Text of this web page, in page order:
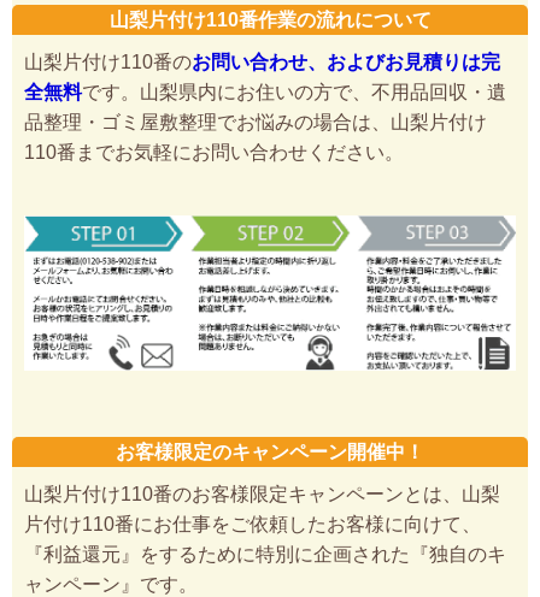
山梨片付け110番作業の流れについて
山梨片付け110番のお問い合わせ、およびお見積りは完
全無料です。山梨県内にお住いの方で、不用品回収・遺
品整理・ゴミ屋敷整理でお悩みの場合は、山梨片付け
110番までお気軽にお問い合わせください。
お客様限定のキャンペーン開催中！
山梨片付け110番のお客様限定キャンペーンとは、山梨
片付け110番にお仕事をご依頼したお客様に向けて、
『利益還元』をするために特別に企画された『独自のキ
ャンペーン』です。